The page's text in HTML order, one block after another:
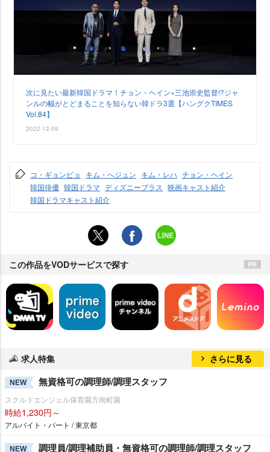
次に見たい最新韓国ドラマ！チョン・ヘイン×三池崇史監督!?ジャ
ンルの幅がとどまることを知らない韓ドラ3選【ハングクTIMES
Vol.84】
2022-12-09
コ・ギョンピョ キム・へジュン キム・レハ チョン・ヘイン
韓国俳優 韓国ドラマ ディズニープラス 映画キャスト紹介
韓国ドラマキャスト紹介
この作品をVODサービスで探す
求人特集 さらに見る
NEW 無資格可の調理師/調理スタッフ
スクルドエンジェル保育園方南町園
時給1,230円～
アルバイト・パート / 東京都
NEW 調理員/調理補助員・無資格可の調理師/調理スタッフ